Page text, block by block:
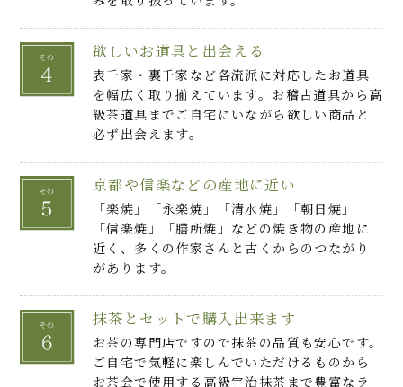
欲しいお道具と出会える
表千家・裏千家など各流派に対応したお道具
を幅広く取り揃えています。お稽古道具から高
級茶道具までご自宅にいながら欲しい商品と
必ず出会えます。
京都や信楽などの産地に近い
「楽焼」「永楽焼」「清水焼」「朝日焼」
「信楽焼」「膳所焼」などの焼き物の産地に
近く、多くの作家さんと古くからのつながり
があります。
抹茶とセットで購入出来ます
お茶の専門店ですので抹茶の品質も安心です。
ご自宅で気軽に楽しんでいただけるものから
お茶会で使用する高級宇治抹茶まで豊富なラ